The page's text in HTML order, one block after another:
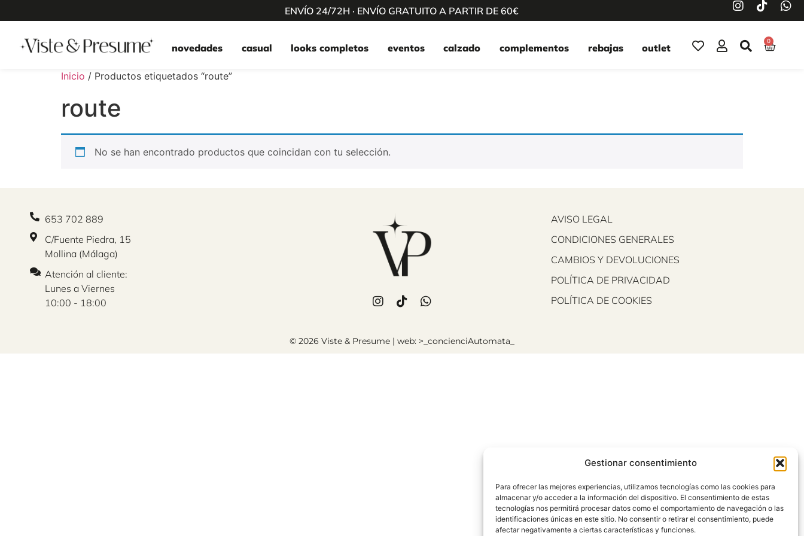
Gestionar consentimiento
Para ofrecer las mejores experiencias, utilizamos tecnologías como las cookies para
almacenar y/o acceder a la información del dispositivo. El consentimiento de estas
tecnologías nos permitirá procesar datos como el comportamiento de navegación o las
identificaciones únicas en este sitio. No consentir o retirar el consentimiento, puede
afectar negativamente a ciertas características y funciones.
ENVÍO 24/72H · ENVÍO GRATUITO A PARTIR DE 60€
novedades casual looks completos eventos calzado complementos rebajas outlet
0
Inicio / Productos etiquetados “route”
route
No se han encontrado productos que coincidan con tu selección.
653 702 889
C/Fuente Piedra, 15
Mollina (Málaga)
Atención al cliente:
Lunes a Viernes
10:00 - 18:00
AVISO LEGAL
CONDICIONES GENERALES
CAMBIOS Y DEVOLUCIONES
POLÍTICA DE PRIVACIDAD
POLÍTICA DE COOKIES
© 2026 Viste & Presume | web: >_concienciAutomata_